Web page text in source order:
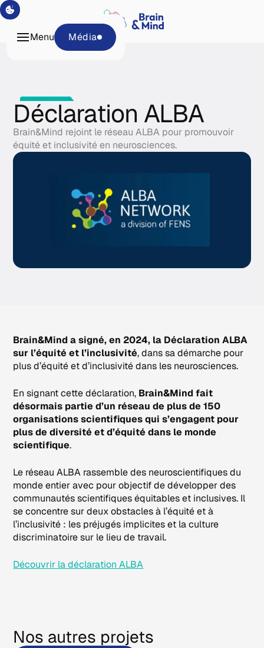
Tech &
Plateformes
Média
Menu
Déclaration ALBA
Brain&Mind rejoint le réseau ALBA pour promouvoir
équité et inclusivité en neurosciences.
Brain&Mind a signé, en 2024, la Déclaration ALBA
sur l’équité et l’inclusivité, dans sa démarche pour
plus d’équité et d’inclusivité dans les neurosciences.
En signant cette déclaration, Brain&Mind fait
désormais partie d’un réseau de plus de 150
organisations scientifiques qui s’engagent pour
plus de diversité et d’équité dans le monde
scientifique.
Le réseau ALBA rassemble des neuroscientifiques du
monde entier avec pour objectif de développer des
communautés scientifiques équitables et inclusives. Il
se concentre sur deux obstacles à l’équité et à
l’inclusivité : les préjugés implicites et la culture
discriminatoire sur le lieu de travail.
Découvrir la déclaration ALBA
Nos autres projets